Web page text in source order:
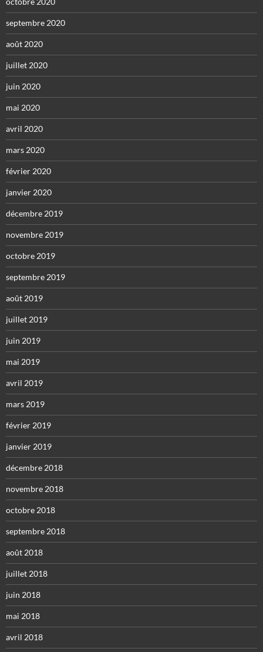
septembre 2020
août 2020
juillet 2020
juin 2020
mai 2020
avril 2020
mars 2020
février 2020
janvier 2020
décembre 2019
novembre 2019
octobre 2019
septembre 2019
août 2019
juillet 2019
juin 2019
mai 2019
avril 2019
mars 2019
février 2019
janvier 2019
décembre 2018
novembre 2018
octobre 2018
septembre 2018
août 2018
juillet 2018
juin 2018
mai 2018
avril 2018